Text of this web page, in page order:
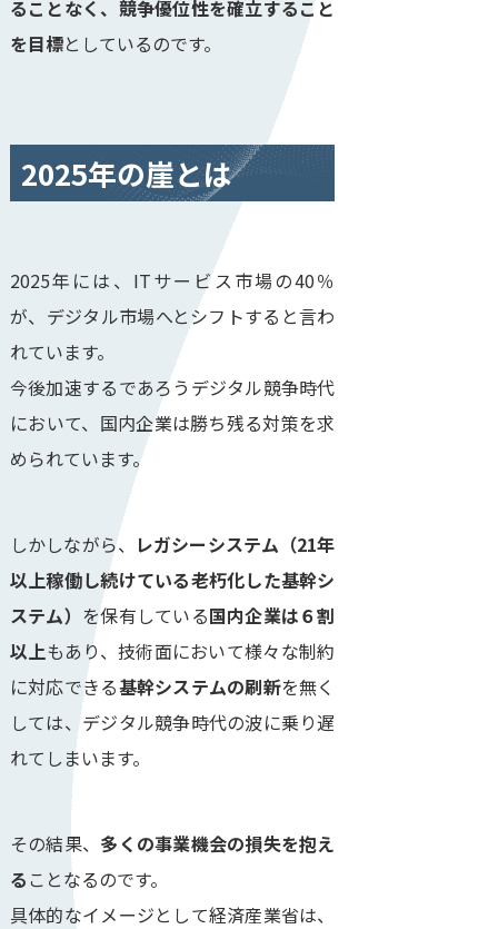
ることなく、競争優位性を確立すること
を目標としているのです。
2025年の崖とは
2025年には、ITサービス市場の40％
が、デジタル市場へとシフトすると言わ
れています。
今後加速するであろうデジタル競争時代
において、国内企業は勝ち残る対策を求
められています。
しかしながら、 レガシーシステム （21年
以上稼働し続けている老朽化した基幹シ
ステム） を保有している国内企業は６割
以上もあり、技術面において様々な制約
に対応できる基幹システムの刷新を無く
しては、デジタル競争時代の波に乗り遅
れてしまいます。
その結果、 多くの事業機会の損失を抱え
る ことなるのです。
具体的なイメージとして経済産業省は、